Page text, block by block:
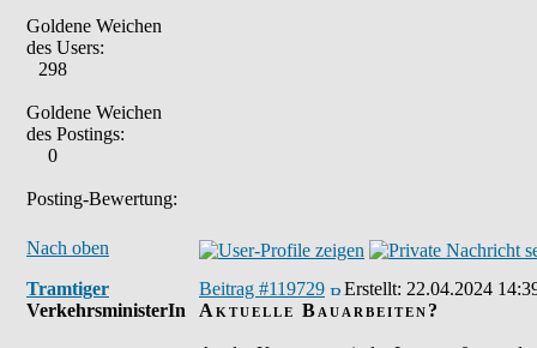
Goldene Weichen
des Users:
298
Goldene Weichen
des Postings:
0
Posting-Bewertung:
Nach oben
Tramtiger
VerkehrsministerIn
Beitrag #119729 Erstellt: 22.04.2024
Aktuelle Bauarbeiten?